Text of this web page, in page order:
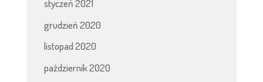
styczeń 2021
grudzień 2020
listopad 2020
październik 2020